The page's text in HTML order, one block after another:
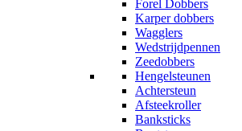
Forel Dobbers
Karper dobbers
Wagglers
Wedstrijdpennen
Zeedobbers
Hengelsteunen
Achtersteun
Afsteekroller
Banksticks